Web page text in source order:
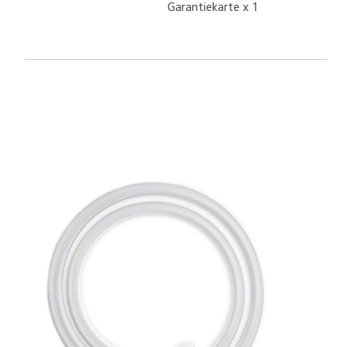
Garantiekarte x 1